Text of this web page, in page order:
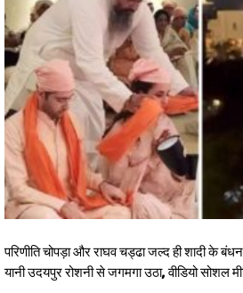
परिणीति चोपड़ा और राघव चड्ढा जल्द ही शादी के
यानी उदयपुर रोशनी से जगमगा उठा, वीडियो सोशल